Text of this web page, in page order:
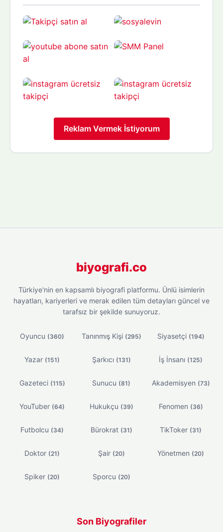
Reklam Vermek İstiyorum
biyografi.co
Türkiye'nin en kapsamlı biyografi platformu. Ünlü isimlerin
hayatları, kariyerleri ve merak edilen tüm detayları güncel ve
tarafsız bir şekilde sunuyoruz.
Oyuncu (360) Tanınmış Kişi (295) Siyasetçi (194)
Yazar (151) Şarkıcı (131) İş İnsanı (125)
Gazeteci (115) Sunucu (81) Akademisyen (73)
YouTuber (64) Hukukçu (39) Fenomen (36)
Futbolcu (34) Bürokrat (31) TikToker (31)
Doktor (21) Şair (20) Yönetmen (20)
Spiker (20) Sporcu (20)
Son Biyografiler